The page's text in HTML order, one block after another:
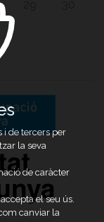
i de tercers per
la seva
de caràcter
el seu ús.
canviar la